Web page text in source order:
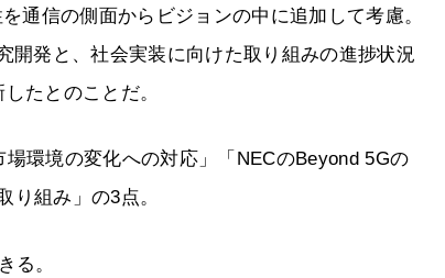
通信の側面からビジョンの中に追加して考慮。
開発と、社会実装に向けた取り組みの進捗状況
たとのことだ。
環境の変化への対応」「NECのBeyond 5Gの
組み」の3点。
る。